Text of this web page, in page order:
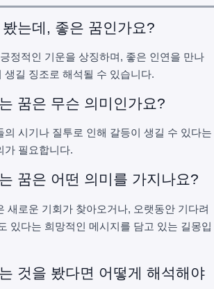
는데, 좋은 꿈인가요?
정적인 기운을 상징하며, 좋은 인연을 만나
생길 징조로 해석될 수 있습니다.
꿈은 무슨 의미인가요?
의 시기나 질투로 인해 갈등이 생길 수 있다는
가 필요합니다.
꿈은 어떤 의미를 가지나요?
새로운 기회가 찾아오거나, 오랫동안 기다려
있다는 희망적인 메시지를 담고 있는 길몽입
것을 봤다면 어떻게 해석해야